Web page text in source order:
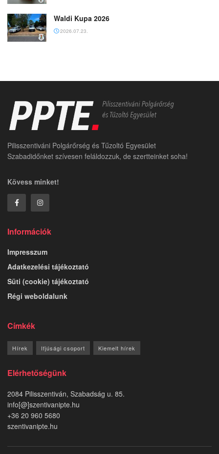
Waldi Kupa 2026
2026.07.23.
Pilisszentiváni Polgárőrség és Tűzoltó Egyesület
Szabadidőnket szívesen feláldozzuk, de szertteinket soha!
Kövess minket!
Információk
Impresszum
Adatkezelési tájékoztató
Süti (cookie) tájékoztató
Régi weboldalunk
Címkék
Hírek Ifjúsági csoport Kiemelt hírek
Elérhetőségünk
2084 Pilisszentiván, Szabadság u. 85.
info[@]szentivanipte.hu
+36 20 960 5680
szentivanipte.hu